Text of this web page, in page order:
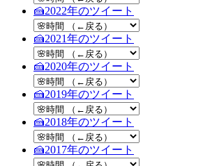
🍰2022年のツイート
🍰2021年のツイート
🍰2020年のツイート
🍰2019年のツイート
🍰2018年のツイート
🍰2017年のツイート